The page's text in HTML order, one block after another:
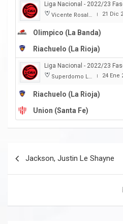
Liga Nacional - 2022/23
Vicente Rosales | 21 Dic
Olimpico (La Banda)
Riachuelo (La Rioja)
Liga Nacional - 2022/23
Superdomo La Rioja | 24 Ene
Riachuelo (La Rioja)
Union (Santa Fe)
Jackson, Justin Le Shayne